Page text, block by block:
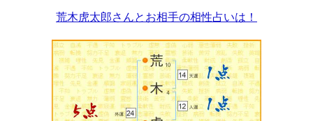
荒木虎太郎さんとお相手の相性占いは！